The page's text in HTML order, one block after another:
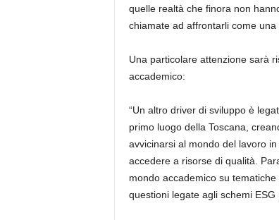
quelle realtà che finora non
chiamate ad affrontarli come
Una particolare attenzione sarà
accademico:
“Un altro driver di sviluppo è
primo luogo della Toscana,
avvicinarsi al mondo del lavoro
accedere a risorse di qualità.
mondo accademico su
questioni legate agli schemi ESG